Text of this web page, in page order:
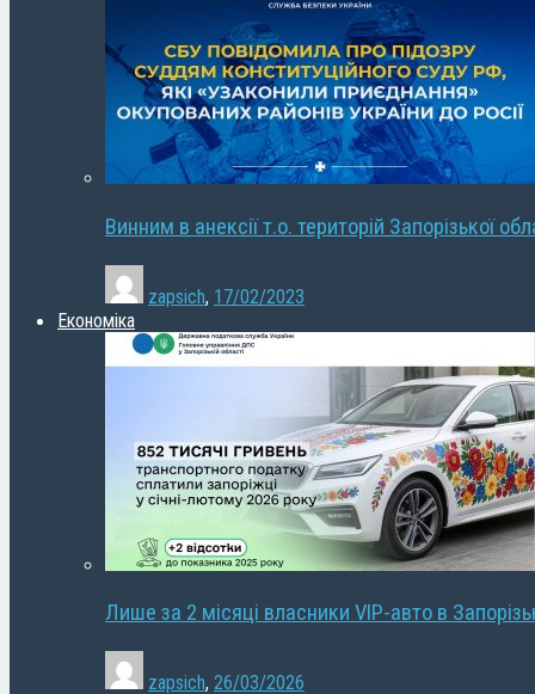
Винним в анексії т.о. територій Запорізької
zapsich, 17/02/2023
Економіка
Лише за 2 місяці власники VIP-авто в
zapsich, 26/03/2026